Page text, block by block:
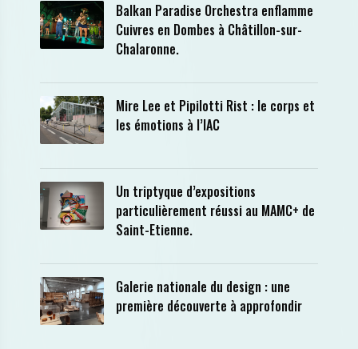
Balkan Paradise Orchestra enflamme
Cuivres en Dombes à Châtillon-sur-
Chalaronne.
Mire Lee et Pipilotti Rist : le corps et
les émotions à l’IAC
Un triptyque d’expositions
particulièrement réussi au MAMC+ de
Saint-Etienne.
Galerie nationale du design : une
première découverte à approfondir